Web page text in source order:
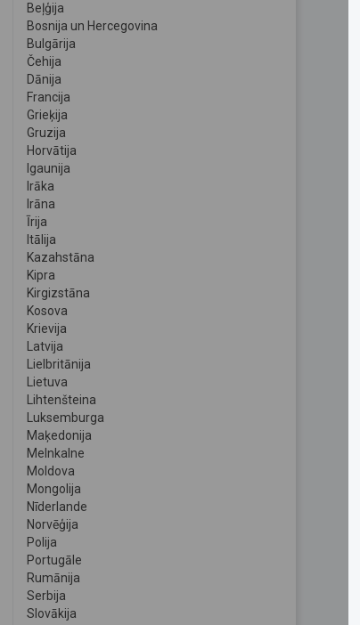
Beļģija
Bosnija un Hercegovina
Bulgārija
Čehija
Dānija
Francija
Grieķija
Gruzija
Horvātija
Igaunija
Irāka
Irāna
Īrija
Itālija
Kazahstāna
Kipra
Kirgizstāna
Kosova
Krievija
Latvija
Lielbritānija
Lietuva
Lihtenšteina
Luksemburga
Maķedonija
Melnkalne
Moldova
Mongolija
Nīderlande
Norvēģija
Polija
Portugāle
Rumānija
Serbija
Slovākija